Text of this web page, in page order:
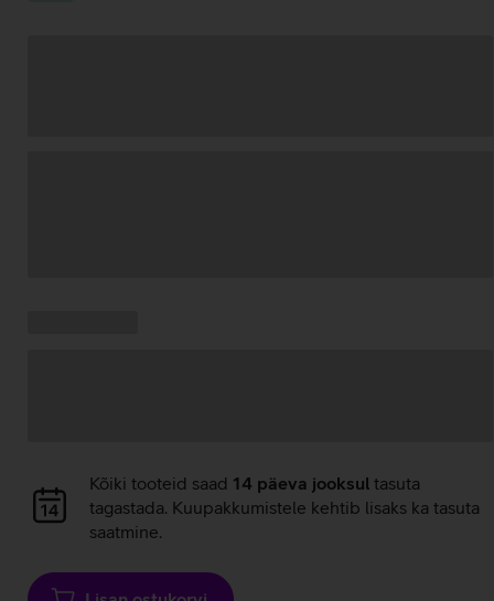
Andmete
laadimine
Kõiki tooteid saad 14 päeva jooksul tasuta
tagastada. Kuupakkumistele kehtib lisaks ka tasuta
saatmine.